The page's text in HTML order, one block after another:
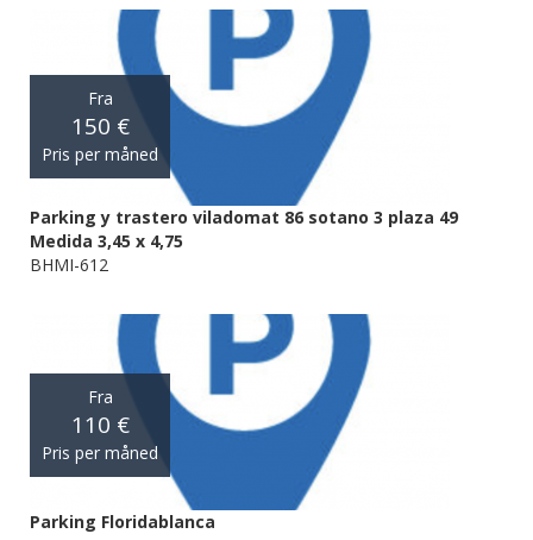
Fra
150 €
Pris per måned
Parking y trastero viladomat 86 sotano 3 plaza 49
Medida 3,45 x 4,75
BHMI-612
Fra
110 €
Pris per måned
Parking Floridablanca